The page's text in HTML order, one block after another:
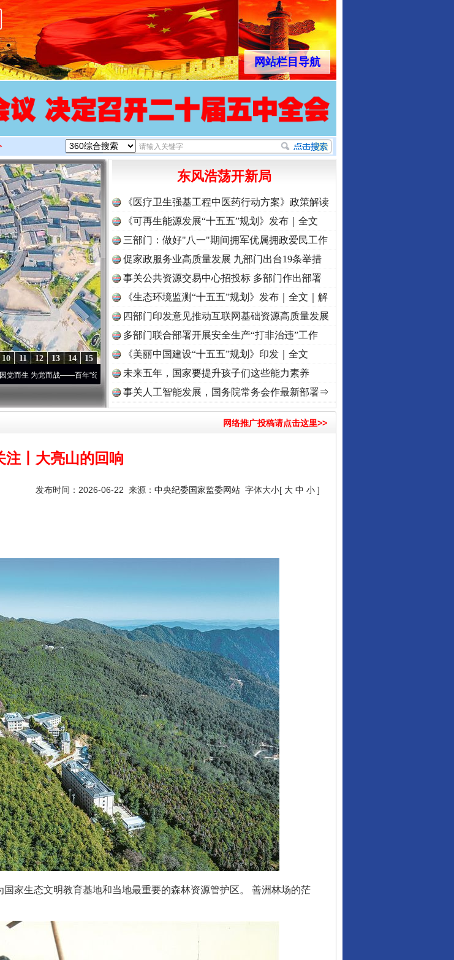
网站栏目导航
15
14
13
12
11
10
而战——百年“纪”事⑧加强纪律.. ·[视频]牢记初心使命 奋进复兴征程丨“转折之城”激荡..·[视频]牢记初心使命 奋进复兴征程丨红船起航处 潮
东风浩荡开新局
《医疗卫生强基工程中医药行动方案》政策解读
《可再生能源发展“十五五”规划》发布｜全文
三部门：做好"八一"期间拥军优属拥政爱民工作
促家政服务业高质量发展 九部门出台19条举措
事关公共资源交易中心招投标 多部门作出部署
《生态环境监测“十五五”规划》发布｜全文｜解
读
四部门印发意见推动互联网基础资源高质量发展
多部门联合部署开展安全生产“打非治违”工作
《美丽中国建设“十五五”规划》印发｜全文
未来五年，国家要提升孩子们这些能力素养
事关人工智能发展，国务院常务会作最新部署⇒
网络推广投稿请点击这里>>
注丨大亮山的回响
发布时间：2026-06-22 来源： 中央纪委国家监委网站 字体大小[ 大 中 小 ]
生态文明教育基地和当地最重要的森林资源管护区。 善洲林场的茫